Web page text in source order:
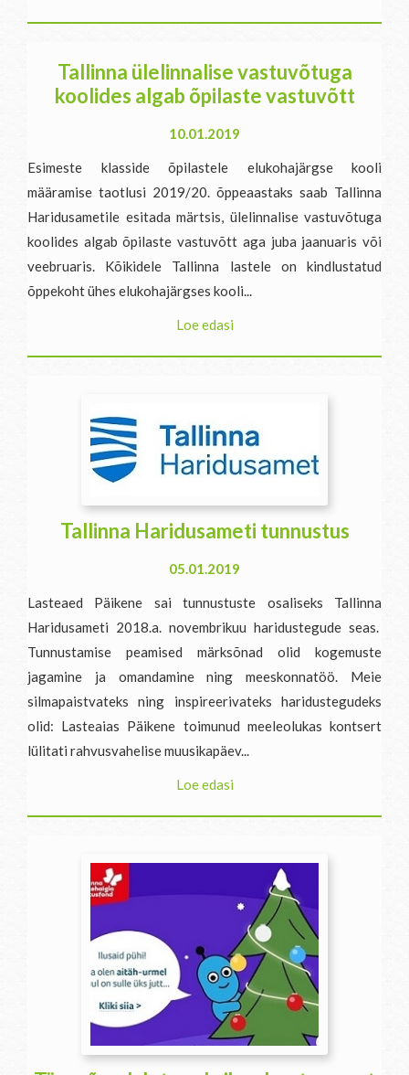
Tallinna ülelinnalise vastuvõtuga
koolides algab õpilaste vastuvõtt
10.01.2019
Esimeste klasside õpilastele elukohajärgse kooli
määramise taotlusi 2019/20. õppeaastaks saab Tallinna
Haridusametile esitada märtsis, ülelinnalise vastuvõtuga
koolides algab õpilaste vastuvõtt aga juba jaanuaris või
veebruaris. Kõikidele Tallinna lastele on kindlustatud
õppekoht ühes elukohajärgses kooli...
Loe edasi
Tallinna Haridusameti tunnustus
05.01.2019
Lasteaed Päikene sai tunnustuste osaliseks Tallinna
Haridusameti 2018.a. novembrikuu haridustegude seas.
Tunnustamise peamised märksõnad olid kogemuste
jagamine ja omandamine ning meeskonnatöö. Meie
silmapaistvateks ning inspireerivateks haridustegudeks
olid: Lasteaias Päikene toimunud meeleolukas kontsert
lülitati rahvusvahelise muusikapäev...
Loe edasi